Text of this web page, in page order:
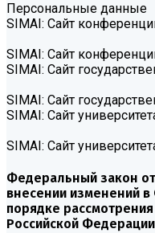
Персональные данные
SIMAI: Сайт
SIMAI: Сайт
SIMAI: Сайт
SIMAI: Сайт
SIMAI: Сайт
SIMAI: Сайт
Федеральный закон
внесении изменений
порядке
Российской